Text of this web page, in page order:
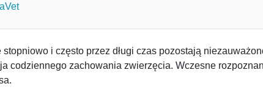
i często przez długi czas pozostają
codziennego zachowania zwierzęcia. Wczesne